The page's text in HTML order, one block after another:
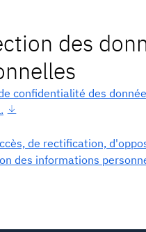
des
confidentialité des
de rectification,
des informations